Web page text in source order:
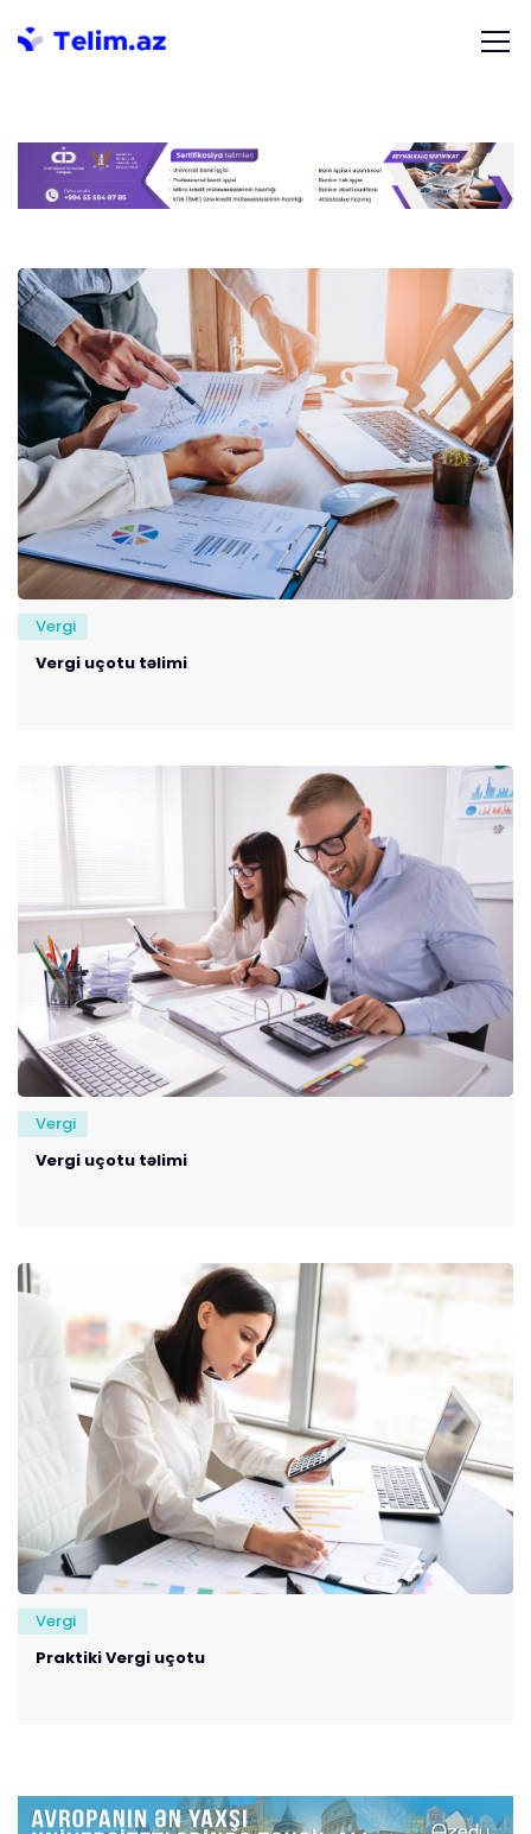
Vergi
Vergi uçotu təlimi
Vergi
Vergi uçotu təlimi
Vergi
Praktiki Vergi uçotu